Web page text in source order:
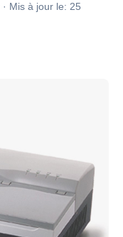
· Mis à jour le: 25